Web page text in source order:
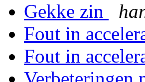
Gekke zin
Fout in
Fout in